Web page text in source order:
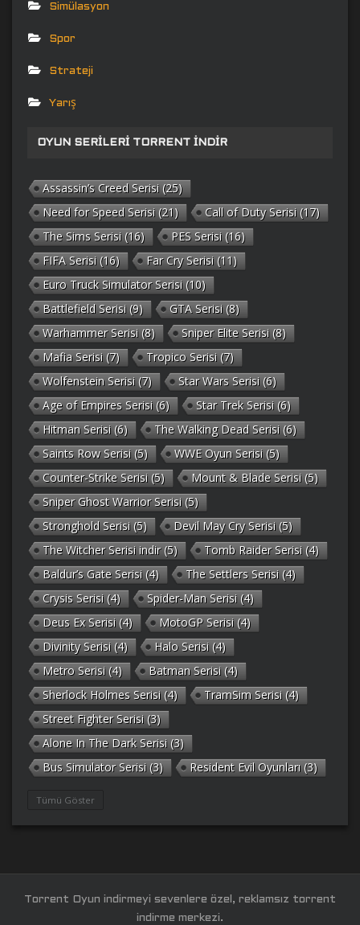
Simülasyon
Spor
Strateji
Yarış
OYUN SERILERI TORRENT İNDIR
Assassin’s Creed Serisi (25)
Need for Speed Serisi (21) Call of Duty Serisi (17)
The Sims Serisi (16) PES Serisi (16)
FIFA Serisi (16) Far Cry Serisi (11)
Euro Truck Simulator Serisi (10)
Battlefield Serisi (9) GTA Serisi (8)
Warhammer Serisi (8) Sniper Elite Serisi (8)
Mafia Serisi (7) Tropico Serisi (7)
Wolfenstein Serisi (7) Star Wars Serisi (6)
Age of Empires Serisi (6) Star Trek Serisi (6)
Hitman Serisi (6) The Walking Dead Serisi (6)
Saints Row Serisi (5) WWE Oyun Serisi (5)
Counter-Strike Serisi (5) Mount & Blade Serisi (5)
Sniper Ghost Warrior Serisi (5)
Stronghold Serisi (5) Devil May Cry Serisi (5)
The Witcher Serisi indir(5) Tomb Raider Serisi (4)
Baldur’s Gate Serisi (4) The Settlers Serisi (4)
Crysis Serisi (4) Spider-Man Serisi (4)
Deus Ex Serisi (4) MotoGP Serisi (4)
Divinity Serisi (4) Halo Serisi (4)
Metro Serisi (4) Batman Serisi (4)
Sherlock Holmes Serisi (4) TramSim Serisi (4)
Street Fighter Serisi (3)
Alone In The Dark Serisi (3)
Bus Simulator Serisi (3) Resident Evil Oyunları (3)
Legacy of Kain Serisi
Tümü Göster
Torrent Oyun indirmeyi sevenlere özel, reklamsız torrent
indirme merkezi.